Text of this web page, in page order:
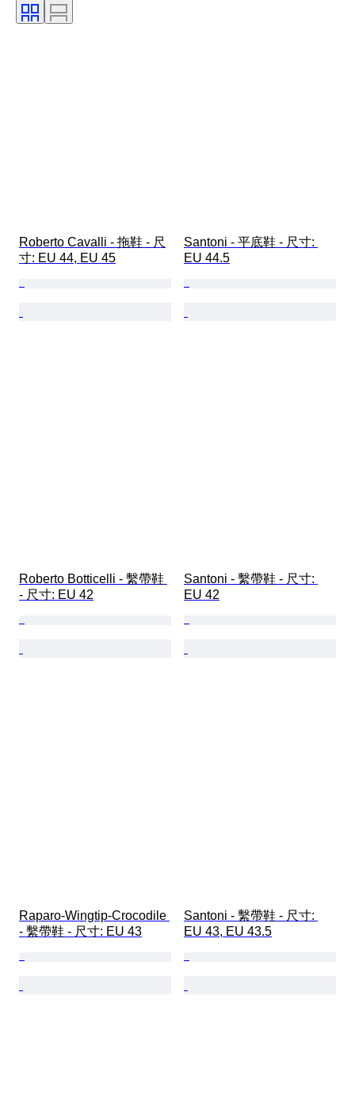
Roberto Cavalli - 拖鞋 - 尺
寸: EU 44, EU 45
Santoni - 平底鞋 - 尺寸:
EU 44.5
Roberto Botticelli - 繫帶鞋
- 尺寸: EU 42
Santoni - 繫帶鞋 - 尺寸:
EU 42
Raparo-Wingtip-Crocodile
- 繫帶鞋 - 尺寸: EU 43
Santoni - 繫帶鞋 - 尺寸:
EU 43, EU 43.5